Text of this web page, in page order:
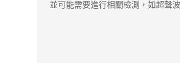
並可能需要進行相關檢測，如超聲